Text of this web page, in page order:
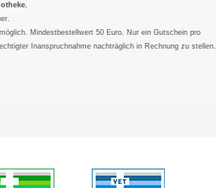
Mindestbestellwert 50 Euro. Nur ein Gutschein pro
Inanspruchnahme nachträglich in Rechnung zu stellen.